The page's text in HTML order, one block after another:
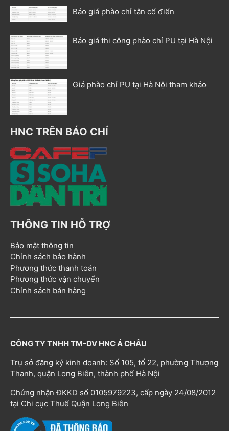
Báo giá phào chỉ tân cổ điển
Báo giá thi công phào chỉ PU tại Hà Nội
Giá phào chỉ PU tại Hà Nội tham khảo
HNC TRÊN BÁO CHÍ
THÔNG TIN HỖ TRỢ
Bảo mật thông tin
Chính sách bảo hành
Phương thức thanh toán
Phương thức vận chuyển
Chính sách bán hàng
CÔNG TY TNHH TM-DV HNC Á CHÂU
Trụ sở đăng ký kinh doanh: Số 105, tổ 22, phường Thượng
Thanh, quận Long Biên, thành phố Hà Nội
Chứng nhận ĐKKD số 0105979223, cấp ngày 24/08/2012
tại Chi cục Thuế Quận Long Biên